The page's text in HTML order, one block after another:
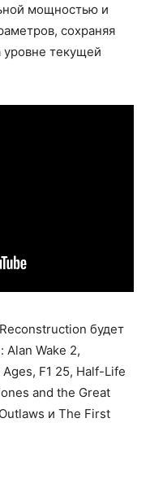
мощностью и
сохраняя
уровне текущей
будет
Alan Wake 2,
F1 25, Half-Life
and the Great
и The First